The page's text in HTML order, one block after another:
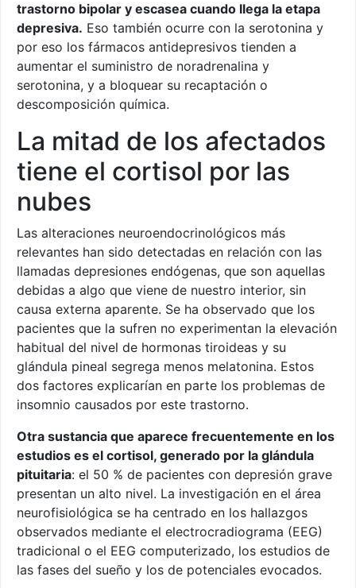
trastorno bipolar y escasea cuando llega la etapa
depresiva. Eso también ocurre con la serotonina y
por eso los fármacos antidepresivos tienden a
aumentar el suministro de noradrenalina y
serotonina, y a bloquear su recaptación o
descomposición química.
La mitad de los afectados
tiene el cortisol por las
nubes
Las alteraciones neuroendocrinológicos más
relevantes han sido detectadas en relación con las
llamadas depresiones endógenas, que son aquellas
debidas a algo que viene de nuestro interior, sin
causa externa aparente. Se ha observado que los
pacientes que la sufren no experimentan la elevación
habitual del nivel de hormonas tiroideas y su
glándula pineal segrega menos melatonina. Estos
dos factores explicarían en parte los problemas de
insomnio causados por este trastorno.
Otra sustancia que aparece frecuentemente en los
estudios es el cortisol, generado por la glándula
pituitaria: el 50 % de pacientes con depresión grave
presentan un alto nivel. La investigación en el área
neurofisiológica se ha centrado en los hallazgos
observados mediante el electrocradiograma (EEG)
tradicional o el EEG computerizado, los estudios de
las fases del sueño y los de potenciales evocados.